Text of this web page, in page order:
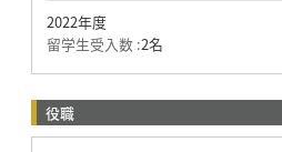
2022年度
留学生受入数 :2名
役職